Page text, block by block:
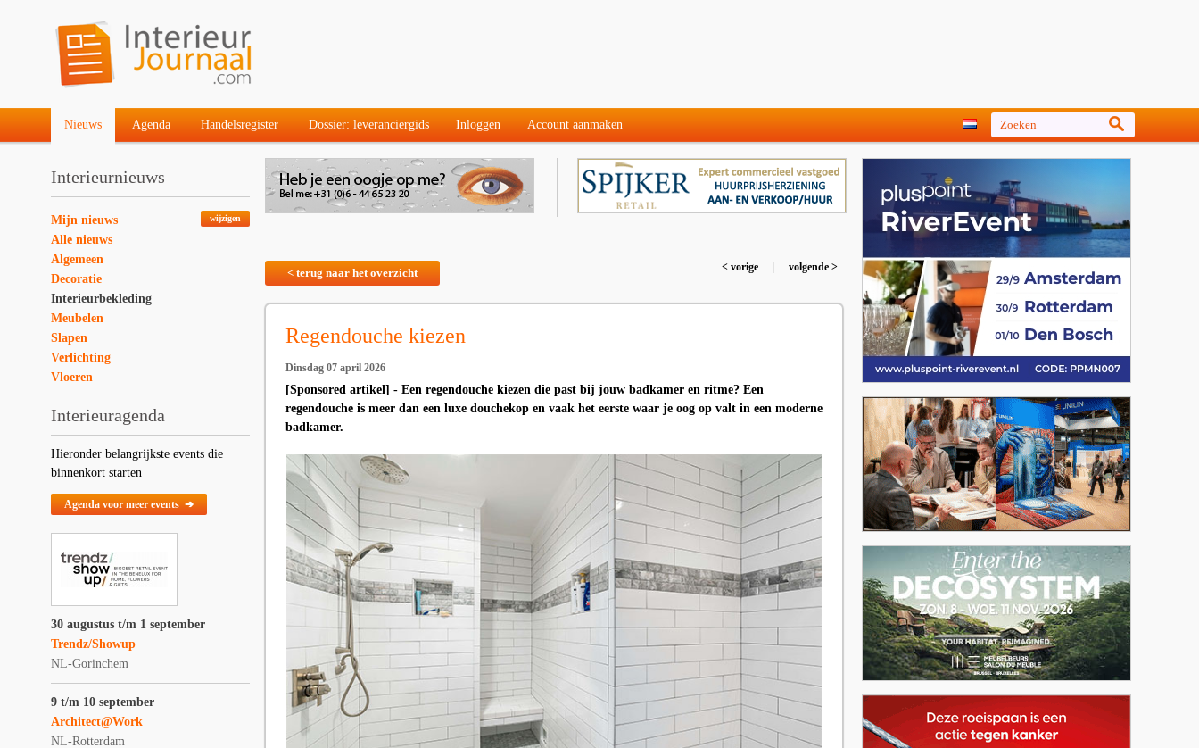
Nieuws Agenda Handelsregister Dossier: leveranciergids Inloggen Account aanmaken
Interieurnieuws
wijzigen
Mijn nieuws
Alle nieuws
Algemeen
Decoratie
Interieurbekleding
Meubelen
Slapen
Verlichting
Vloeren
Interieuragenda
Hieronder belangrijkste events die
binnenkort starten
Agenda voor meer events ➔
30 augustus t/m 1 september
Trendz/Showup
NL-Gorinchem
9 t/m 10 september
Architect@Work
NL-Rotterdam
< terug naar het overzicht < vorige volgende >
Regendouche kiezen
Dinsdag 07 april 2026
[Sponsored artikel] - Een regendouche kiezen die past bij jouw badkamer en ritme? Een
regendouche is meer dan een luxe douchekop en vaak het eerste waar je oog op valt in een moderne
badkamer.